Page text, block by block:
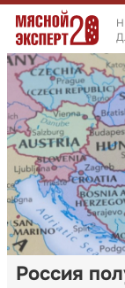
Россия